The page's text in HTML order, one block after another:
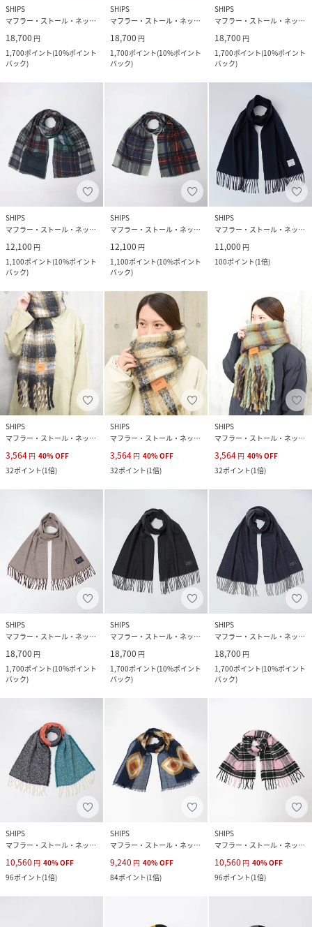
SHIPS
マフラー・ストール・ネックウォーマー
18,700 円
1,700ポイント(10%ポイント
バック)
SHIPS
マフラー・ストール・ネックウォーマー
18,700 円
1,700ポイント(10%ポイント
バック)
SHIPS
マフラー・ストール・ネックウォーマー
18,700 円
1,700ポイント(10%ポイント
バック)
SHIPS
マフラー・ストール・ネックウォーマー
12,100 円
1,100ポイント(10%ポイント
バック)
SHIPS
マフラー・ストール・ネックウォーマー
12,100 円
1,100ポイント(10%ポイント
バック)
SHIPS
マフラー・ストール・ネックウォーマー
11,000 円
100ポイント(1倍)
SHIPS
マフラー・ストール・ネックウォーマー
3,564 円 40%OFF
32ポイント(1倍)
SHIPS
マフラー・ストール・ネックウォーマー
3,564 円 40%OFF
32ポイント(1倍)
SHIPS
マフラー・ストール・ネックウォーマー
3,564 円 40%OFF
32ポイント(1倍)
SHIPS
マフラー・ストール・ネックウォーマー
18,700 円
1,700ポイント(10%ポイント
バック)
SHIPS
マフラー・ストール・ネックウォーマー
18,700 円
1,700ポイント(10%ポイント
バック)
SHIPS
マフラー・ストール・ネックウォーマー
18,700 円
1,700ポイント(10%ポイント
バック)
SHIPS
マフラー・ストール・ネックウォーマー
10,560 円 40%OFF
96ポイント(1倍)
SHIPS
マフラー・ストール・ネックウォーマー
9,240 円 40%OFF
84ポイント(1倍)
SHIPS
マフラー・ストール・ネックウォーマー
10,560 円 40%OFF
96ポイント(1倍)